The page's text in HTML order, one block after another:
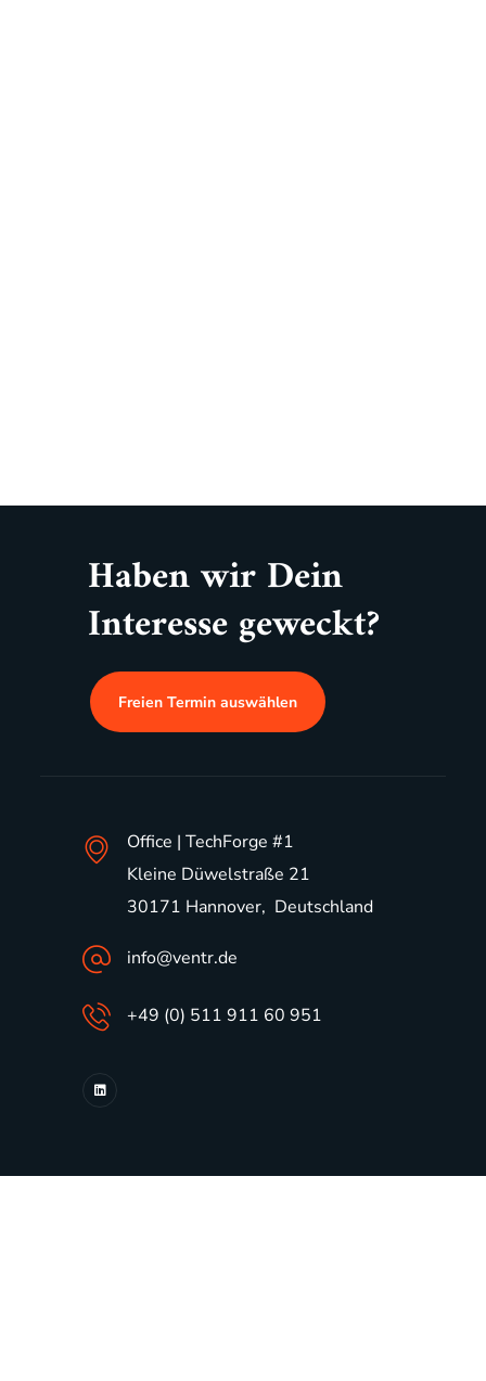
Haben wir Dein
Interesse geweckt?
Freien Termin auswählen
Office | TechForge #1
Kleine Düwelstraße 21
30171 Hannover, Deutschland
info@ventr.de
+49 (0) 511 911 60 951